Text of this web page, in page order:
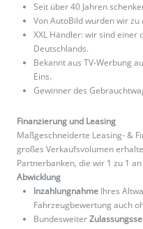
Seit über 40 Jahren
Von AutoBild wurden wir
XXL Händler: wir sind einer
Deutschlands.
Bekannt aus TV-Werbung
Eins.
Gewinner des
Finanzierung und Leasing
Maßgeschneiderte Leasing- &
großes Verkaufsvolumen
Partnerbanken, die wir 1 zu 1
Abwicklung
Inzahlungnahme Ihres
Fahrzeugbewertung auch
Bundesweiter